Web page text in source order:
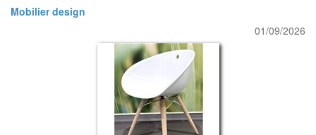
Mobilier design
01/09/2026